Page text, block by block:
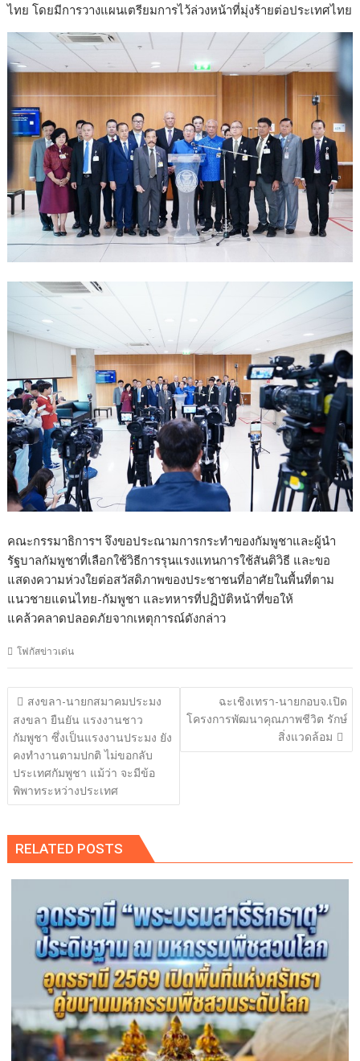
ไทย โดยมีการวางแผนเตรียมการไว้ล่วงหน้าที่มุ่งร้ายต่อประเทศไทย
คณะกรรมาธิการฯ จึงขอประณามการกระทำของกัมพูชาและผู้นำ
รัฐบาลกัมพูชาที่เลือกใช้วิธีการรุนแรงแทนการใช้สันติวิธี และขอ
แสดงความห่วงใยต่อสวัสดิภาพของประชาชนที่อาศัยในพื้นที่ตาม
แนวชายแดนไทย-กัมพูชา และทหารที่ปฏิบัติหน้าที่ขอให้
แคล้วคลาดปลอดภัยจากเหตุการณ์ดังกล่าว
โฟกัสข่าวเด่น
แนะแนว
เรื่อง
สงขลา-นายกสมาคมประมง
สงขลา ยืนยัน แรงงานชาว
กัมพูชา ซึ่งเป็นแรงงานประมง ยัง
คงทำงานตามปกติ ไม่ขอกลับ
ประเทศกัมพูชา แม้ว่า จะมีข้อ
พิพาทระหว่างประเทศ
ฉะเชิงเทรา-นายกอบจ.เปิด
โครงการพัฒนาคุณภาพชีวิต รักษ์
สิ่งแวดล้อม
RELATED POSTS